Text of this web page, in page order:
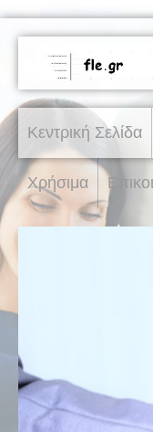
Κεντρική Σελίδα
Χρήσιμα